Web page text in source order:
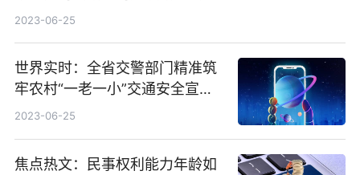
“护未”工作纪实
2023-06-25
世界实时：全省交警部门精准筑
牢农村“一老一小”交通安全宣教
防线
2023-06-25
焦点热文：民事权利能力年龄如